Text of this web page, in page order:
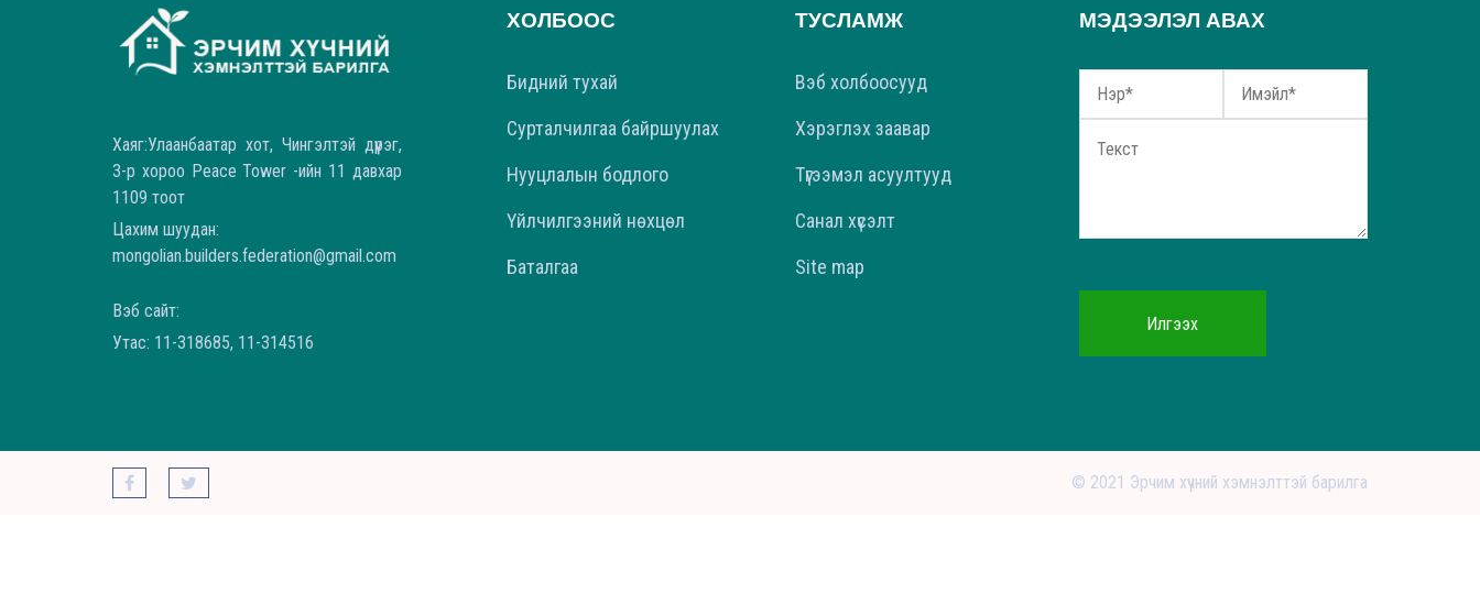
Хаяг:Улаанбаатар хот, Чингэлтэй дүүрэг,
3-р хороо Peace Tower -ийн 11 давхар
1109 тоот
Цахим шуудан:
mongolian.builders.federation@gmail.com
Вэб сайт:
Утас: 11-318685, 11-314516
ХОЛБООС
Бидний тухай
Сурталчилгаа байршуулах
Нууцлалын бодлого
Үйлчилгээний нөхцөл
Баталгаа
ТУСЛАМЖ
Вэб холбоосууд
Хэрэглэх заавар
Түгээмэл асуултууд
Санал хүсэлт
Site map
МЭДЭЭЛЭЛ АВАХ
Илгээх
© 2021 Эрчим хүчний хэмнэлттэй барилга